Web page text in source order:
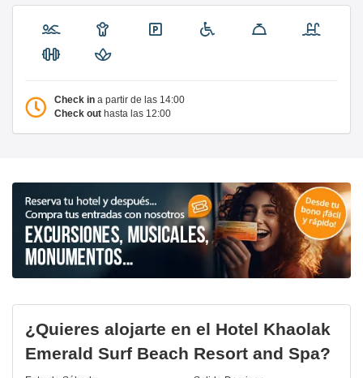
Check in a partir de las 14:00
Check out hasta las 12:00
¿Quieres alojarte en el Hotel Khaolak
Emerald Surf Beach Resort and Spa?